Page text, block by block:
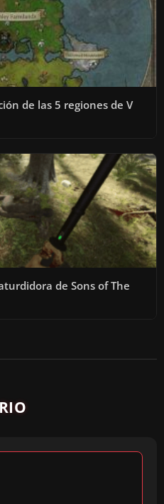
de las 5 regiones de V
de Sons of The